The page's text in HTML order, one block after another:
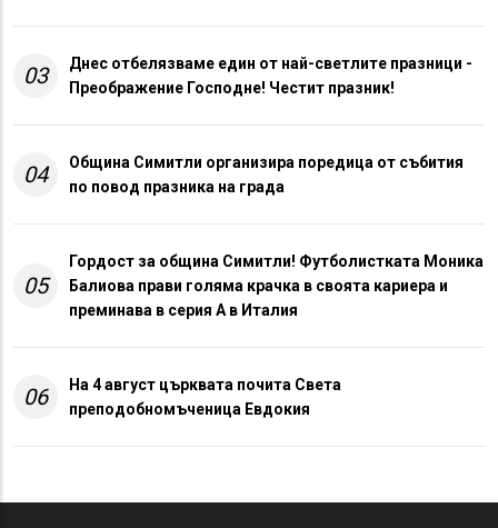
03
Днес отбелязваме един от най-светлите празници -
Преображение Господне! Честит празник!
04
Община Симитли организира поредица от събития
по повод празника на града
05
Гордост за община Симитли! Футболистката Моника
Балиова прави голяма крачка в своята кариера и
преминава в серия А в Италия
06
На 4 август църквата почита Света
преподобномъченица Евдокия